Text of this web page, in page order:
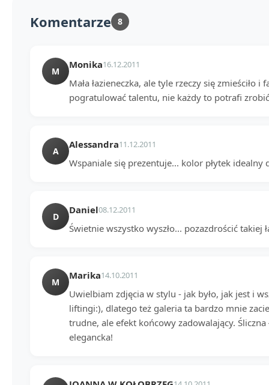
Komentarze 8
M
Monika16.12.2011
Mała łazieneczka, ale tyle rzeczy się zmieściło
pogratulować talentu, nie każdy to potrafi
A
Alessandra11.12.2011
Wspaniale się prezentuje... kolor płytek idealny
D
Daniel08.12.2011
Świetnie wszystko wyszło... pozazdrościć takiej
M
Marika14.10.2011
Uwielbiam zdjęcia w stylu - jak było, jak jest i
liftingi:), dlatego też galeria ta bardzo mnie
trudne, ale efekt końcowy zadowalający.
elegancka!